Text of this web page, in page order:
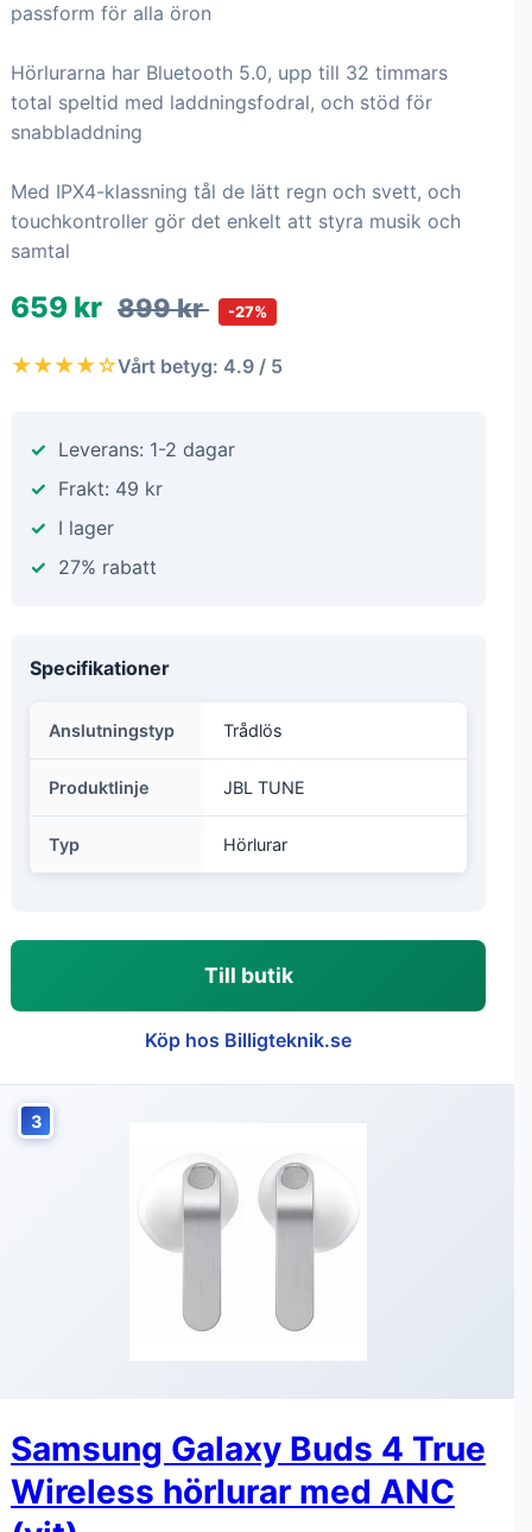
passform för alla öron
Hörlurarna har Bluetooth 5.0, upp till 32 timmars
total speltid med laddningsfodral, och stöd för
snabbladdning
Med IPX4-klassning tål de lätt regn och svett, och
touchkontroller gör det enkelt att styra musik och
samtal
659 kr 899 kr -27%
★★★★☆Vårt betyg: 4.9 / 5
Leverans: 1-2 dagar
Frakt: 49 kr
I lager
27% rabatt
Specifikationer
Anslutningstyp Trådlös
Produktlinje JBL TUNE
Typ Hörlurar
Till butik
Köp hos Billigteknik.se
3
Samsung Galaxy Buds 4 True
Wireless hörlurar med ANC